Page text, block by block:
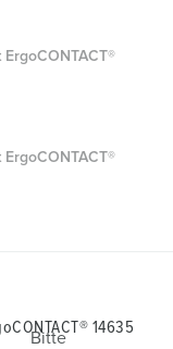
14635
Bitte